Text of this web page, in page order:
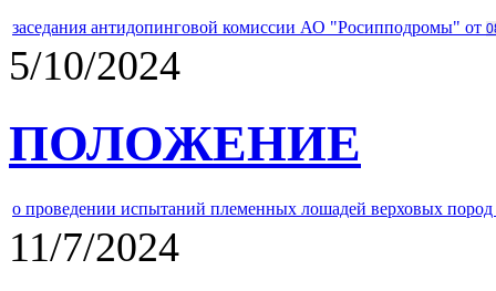
заседания антидопинговой комиссии АО "Росипподромы" от
5/10/2024
ПОЛОЖЕНИЕ
о проведении испытаний племенных лошадей верховых
11/7/2024